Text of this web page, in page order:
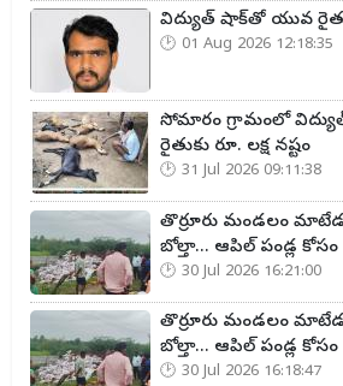
విద్యుత్ షాక్‌తో యువ
01 Aug 2026 12:18:35
సోమారం గ్రామంలో
రైతుకు రూ. లక్ష నష్టం
31 Jul 2026 09:11:38
తొర్రూరు మండలం
బోల్తా... ఆపిల్ పండ్ల
30 Jul 2026 16:21:00
తొర్రూరు మండలం
బోల్తా... ఆపిల్ పండ్ల
30 Jul 2026 16:18:47